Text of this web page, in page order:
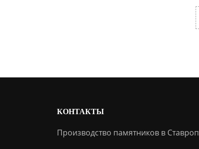
КОНТАКТЫ
Производство памятников в